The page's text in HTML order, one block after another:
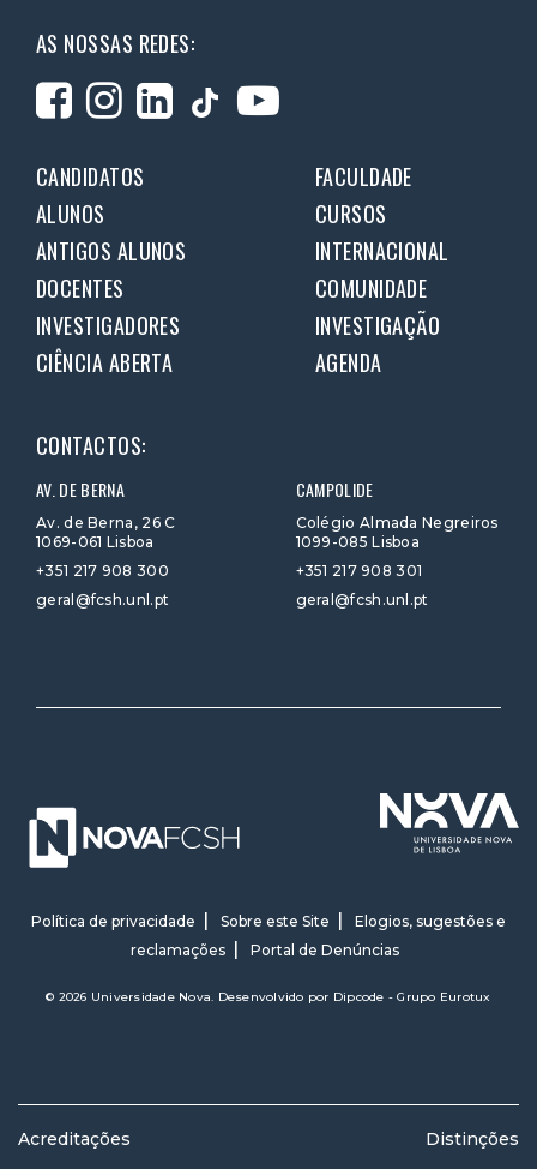
AS NOSSAS REDES:
CANDIDATOS
FACULDADE
ALUNOS
CURSOS
ANTIGOS ALUNOS
INTERNACIONAL
DOCENTES
COMUNIDADE
INVESTIGADORES
INVESTIGAÇÃO
CIÊNCIA ABERTA
AGENDA
CONTACTOS:
AV. DE BERNA
Av. de Berna, 26 C
1069-061 Lisboa
+351 217 908 300
geral@fcsh.unl.pt
CAMPOLIDE
Colégio Almada Negreiros
1099-085 Lisboa
+351 217 908 301
geral@fcsh.unl.pt
Política de privacidade Sobre este Site
Elogios, sugestões e
reclamações
Portal de Denúncias
© 2026 Universidade Nova. Desenvolvido por Dipcode - Grupo Eurotux
Acreditações Distinções